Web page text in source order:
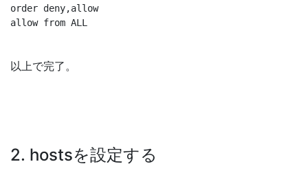
order deny,allow
以上で完了。
2. hostsを設定する